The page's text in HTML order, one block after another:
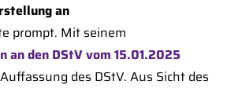
an
prompt. Mit seinem
an den DStV vom 15.01.2025
des DStV. Aus Sicht des